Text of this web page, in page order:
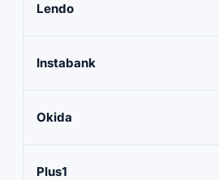
Lendo
Instabank
Okida
Plus1